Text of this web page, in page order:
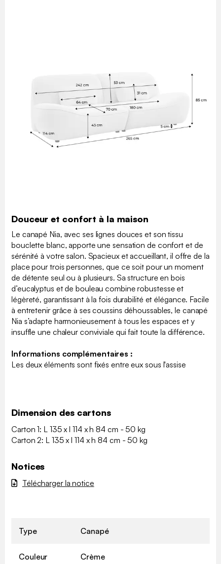
Douceur et confort à la maison
Le canapé Nia, avec ses lignes douces et son tissu
bouclette blanc, apporte une sensation de confort et de
sérénité à votre salon. Spacieux et accueillant, il offre de la
place pour trois personnes, que ce soit pour un moment
de détente seul ou à plusieurs. Sa structure en bois
d’eucalyptus et de bouleau combine robustesse et
légèreté, garantissant à la fois durabilité et élégance. Facile
à entretenir grâce à ses coussins déhoussables, le canapé
Nia s’adapte harmonieusement à tous les espaces et y
insuffle une chaleur conviviale qui fait toute la différence.
Informations complémentaires :
Les deux éléments sont fixés entre eux sous l'assise
Dimension des cartons
Carton 1: L 135 x l 114 x h 84 cm - 50 kg
Carton 2: L 135 x l 114 x h 84 cm - 50 kg
Notices
Télécharger la notice
Type Canapé
Couleur Crème